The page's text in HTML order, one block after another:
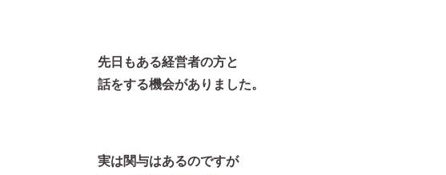
先日もある経営者の方と
話をする機会がありました。
実は関与はあるのですが